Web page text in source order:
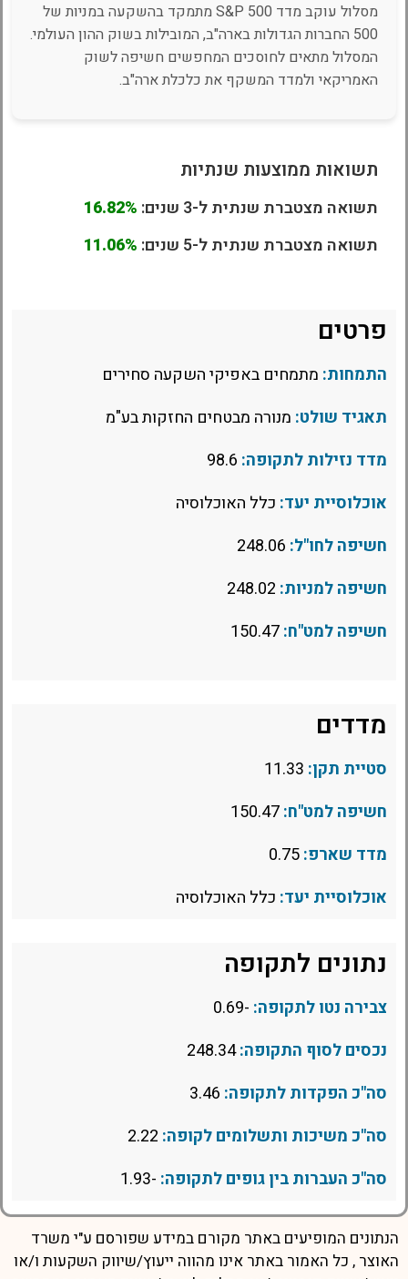
מסלול עוקב מדד S&P 500 מתמקד בהשקעה במניות של
500 החברות הגדולות בארה"ב, המובילות בשוק ההון העולמי.
המסלול מתאים לחוסכים המחפשים חשיפה לשוק
האמריקאי ולמדד המשקף את כלכלת ארה"ב.
תשואות ממוצעות שנתיות
תשואה מצטברת שנתית ל-3 שנים:
16.82%
תשואה מצטברת שנתית ל-5 שנים:
11.06%
פרטים
התמחות: מתמחים באפיקי השקעה סחירים
תאגיד שולט: מנורה מבטחים החזקות בע"מ
מדד נזילות לתקופה:
אוכלוסיית יעד: כלל האוכלוסיה
חשיפה לחו"ל:
חשיפה למניות:
חשיפה למט"ח:
מדדים
סטיית תקן:
חשיפה למט"ח:
מדד שארפ:
אוכלוסיית יעד: כלל האוכלוסיה
נתונים לתקופה
צבירה נטו לתקופה: -0.69
נכסים לסוף התקופה:248.34
סה"כ הפקדות לתקופה:
סה"כ משיכות ותשלומים לקופה:
סה"כ העברות בין גופים לתקופה: -1.93
הנתונים המופיעים באתר מקורם במידע שפורסם ע"י משרד
האוצר , כל האמור באתר אינו מהווה ייעוץ/שיווק השקעות ו/או